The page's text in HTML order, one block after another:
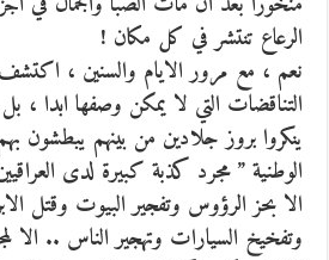
الرعاع تنتشر في كل مكان !
نعم ، مع مرور الايام والسنين ، اكتشف
التناقضات التي لا يمكن وصفها ابدا ، بل
ينكروا بروز جلادين من بينهم يبطشون
الوطنية ” مجرد كذبة كبيرة لدى
الا بحز الرؤوس وتفجير البيوت وقتل
وتفخيخ السيارات وتهجير الناس .. الا